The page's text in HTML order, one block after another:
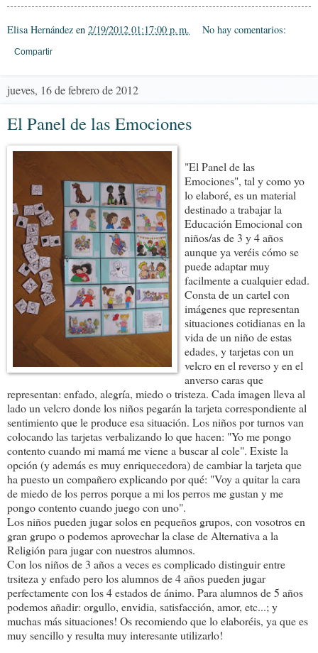
Elisa Hernández en 2/19/2012 01:17:00 p. m. No hay comentarios:
Compartir
jueves, 16 de febrero de 2012
El Panel de las Emociones
"El Panel de las
Emociones", tal y como yo
lo elaboré, es un material
destinado a trabajar la
Educación Emocional con
niños/as de 3 y 4 años
aunque ya veréis cómo se
puede adaptar muy
facilmente a cualquier edad.
Consta de un cartel con
imágenes que representan
situaciones cotidianas en la
vida de un niño de estas
edades, y tarjetas con un
velcro en el reverso y en el
anverso caras que
representan: enfado, alegría, miedo o tristeza. Cada imagen lleva al
lado un velcro donde los niños pegarán la tarjeta correspondiente al
sentimiento que le produce esa situación. Los niños por turnos van
colocando las tarjetas verbalizando lo que hacen: "Yo me pongo
contento cuando mi mamá me viene a buscar al cole". Existe la
opción (y además es muy enriquecedora) de cambiar la tarjeta que
ha puesto un compañero explicando por qué: "Voy a quitar la cara
de miedo de los perros porque a mi los perros me gustan y me
pongo contento cuando juego con uno".
Los niños pueden jugar solos en pequeños grupos, con vosotros en
gran grupo o podemos aprovechar la clase de Alternativa a la
Religión para jugar con nuestros alumnos.
Con los niños de 3 años a veces es complicado distinguir entre
trsiteza y enfado pero los alumnos de 4 años pueden jugar
perfectamente con los 4 estados de ánimo. Para alumnos de 5 años
podemos añadir: orgullo, envidia, satisfacción, amor, etc...; y
muchas más situaciones! Os recomiendo que lo elaboréis, ya que es
muy sencillo y resulta muy interesante utilizarlo!